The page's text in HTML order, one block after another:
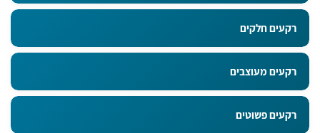
רקעים חלקים
רקעים מעוצבים
רקעים פשוטים